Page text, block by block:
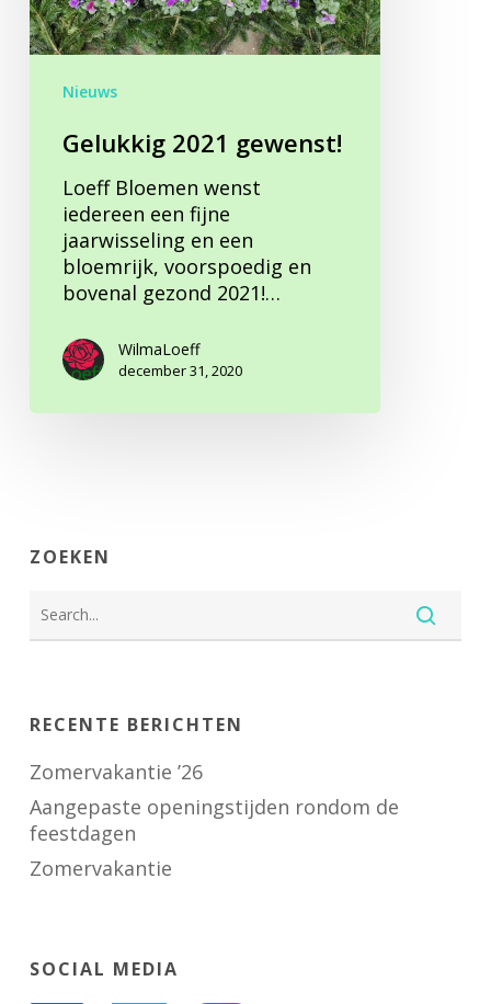
Nieuws
Gelukkig 2021 gewenst!
Loeff Bloemen wenst
iedereen een fijne
jaarwisseling en een
bloemrijk, voorspoedig en
bovenal gezond 2021!…
WilmaLoeff
december 31, 2020
ZOEKEN
RECENTE BERICHTEN
Zomervakantie ’26
Aangepaste openingstijden rondom de
feestdagen
Zomervakantie
SOCIAL MEDIA